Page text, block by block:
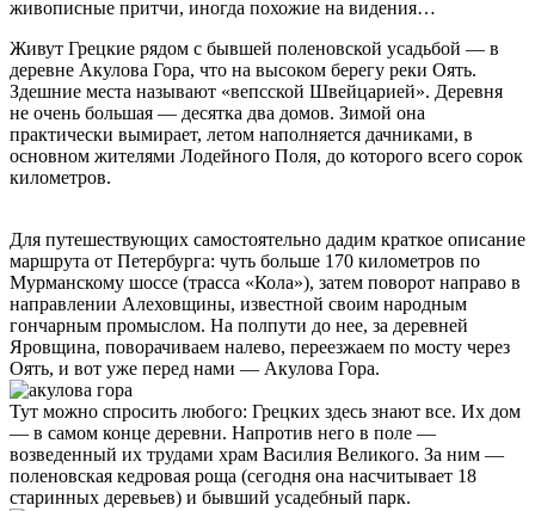
живописные притчи, иногда похожие на видения…
Живут Грецкие рядом с бывшей поленовской усадьбой — в
деревне Акулова Гора, что на высоком берегу реки Оять.
Здешние места называют «вепсской Швейцарией». Деревня
не очень большая — десятка два домов. Зимой она
практически вымирает, летом наполняется дачниками, в
основном жителями Лодейного Поля, до которого всего сорок
километров.
Для путешествующих самостоятельно дадим краткое описание
маршрута от Петербурга: чуть больше 170 километров по
Мурманскому шоссе (трасса «Кола»), затем поворот направо в
направлении Алеховщины, известной своим народным
гончарным промыслом. На полпути до нее, за деревней
Яровщина, поворачиваем налево, переезжаем по мосту через
Оять, и вот уже перед нами — Акулова Гора.
Тут можно спросить любого: Грецких здесь знают все. Их дом
— в самом конце деревни. Напротив него в поле —
возведенный их трудами храм Василия Великого. За ним —
поленовская кедровая роща (сегодня она насчитывает 18
старинных деревьев) и бывший усадебный парк.